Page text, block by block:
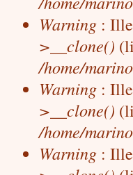
Warning :
>__clone()
/home/
Warning :
>__clone()
/home/
Warning :